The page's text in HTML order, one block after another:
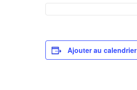
Ajouter au calendrier